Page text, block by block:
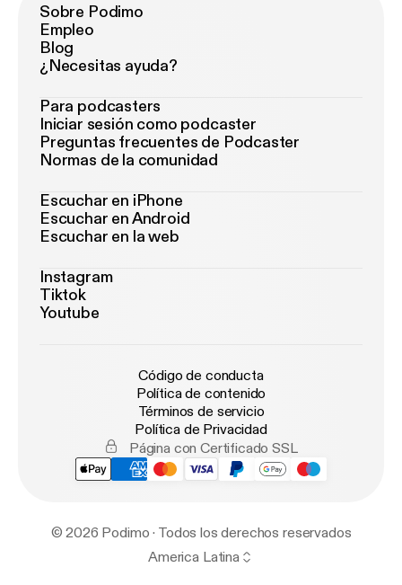
Sobre Podimo
Empleo
Blog
¿Necesitas ayuda?
Para podcasters
Iniciar sesión como podcaster
Preguntas frecuentes de Podcaster
Normas de la comunidad
Escuchar en iPhone
Escuchar en Android
Escuchar en la web
Instagram
Tiktok
Youtube
Código de conducta
Política de contenido
Términos de servicio
Política de Privacidad
Página con Certificado SSL
© 2026 Podimo · Todos los derechos reservados
America Latina